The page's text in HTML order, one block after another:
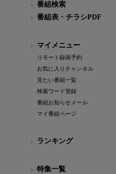
番組検索
番組表・チラシPDF
マイメニュー
リモート録画予約
お気に入りチャンネル
見たい番組一覧
検索ワード登録
番組お知らせメール
マイ番組ページ
ランキング
特集一覧